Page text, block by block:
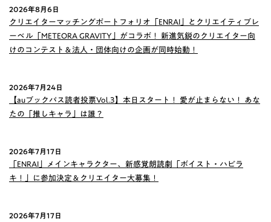
2026年8月6日
クリエイターマッチングポートフォリオ「ENRAI」とクリエイティブレ
ーベル「METEORA GRAVITY」がコラボ！ 新進気鋭のクリエイター向
けのコンテスト＆法人・団体向けの企画が同時始動！
2026年7月24日
【auブックパス読者投票Vol.3】本日スタート！ 愛が止まらない！ あな
たの「推しキャラ」は誰？
2026年7月17日
「ENRAI」メインキャラクター、新感覚朗読劇「ボイスト・ハピラ
キ！」に参加決定＆クリエイター大募集！
2026年7月17日